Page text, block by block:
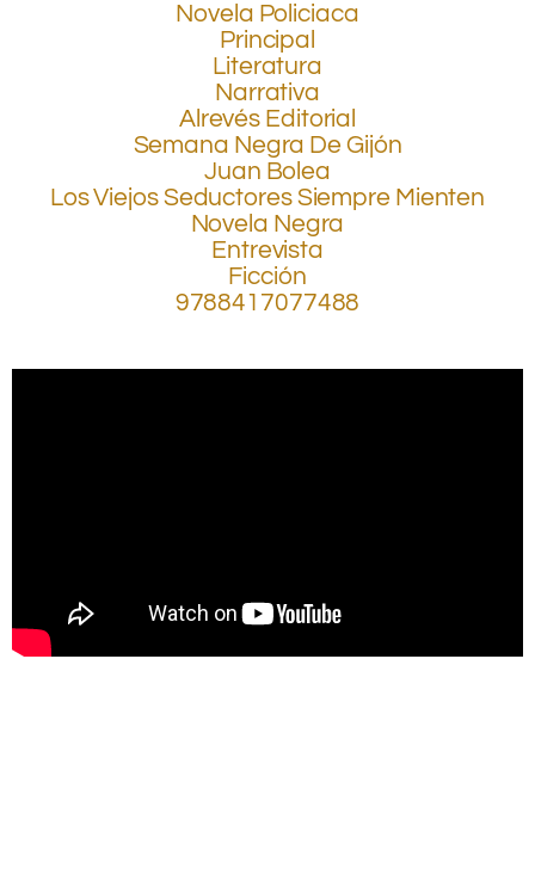
Novela Policiaca
Principal
Literatura
Narrativa
Alrevés Editorial
Semana Negra De Gijón
Juan Bolea
Los Viejos Seductores Siempre Mienten
Novela Negra
Entrevista
Ficción
9788417077488